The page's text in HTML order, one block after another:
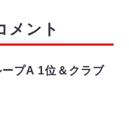
メント
プA 1位＆クラブ